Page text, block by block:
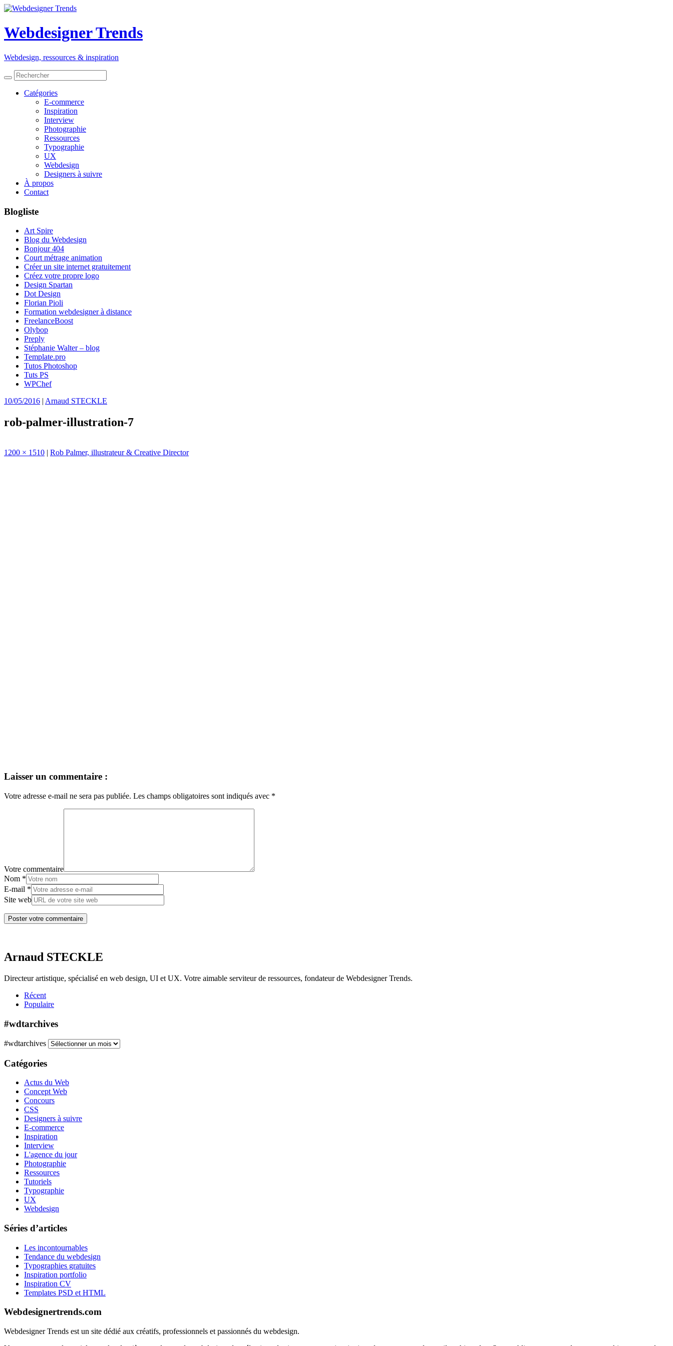
Webdesigner Trends
Webdesign, ressources & inspiration
Catégories
E-commerce
Inspiration
Interview
Photographie
Ressources
Typographie
UX
Webdesign
Designers à suivre
À propos
Contact
Blogliste
Art Spire
Blog du Webdesign
Bonjour 404
Court métrage animation
Créer un site internet gratuitement
Créez votre propre logo
Design Spartan
Dot Design
Florian Pioli
Formation webdesigner à distance
FreelanceBoost
Olybop
Preply
Stéphanie Walter – blog
Template.pro
Tutos Photoshop
Tuts PS
WPChef
10/05/2016 | Arnaud STECKLE
rob-palmer-illustration-7
1200 × 1510 | Rob Palmer, illustrateur & Creative Director
Laisser un commentaire :
Votre adresse e-mail ne sera pas publiée. Les champs obligatoires sont indiqués avec *
Votre commentaire
Nom *
E-mail *
Site web
Arnaud STECKLE
Directeur artistique, spécialisé en web design, UI et UX. Votre aimable serviteur de ressources, fondateur de Webdesigner Trends.
Récent
Populaire
#wdtarchives
#wdtarchives
Catégories
Actus du Web
Concept Web
Concours
CSS
Designers à suivre
E-commerce
Inspiration
Interview
L'agence du jour
Photographie
Ressources
Tutoriels
Typographie
UX
Webdesign
Séries d’articles
Les incontournables
Tendance du webdesign
Typographies gratuites
Inspiration portfolio
Inspiration CV
Templates PSD et HTML
Webdesignertrends.com
Webdesigner Trends est un site dédié aux créatifs, professionnels et passionnés du webdesign.